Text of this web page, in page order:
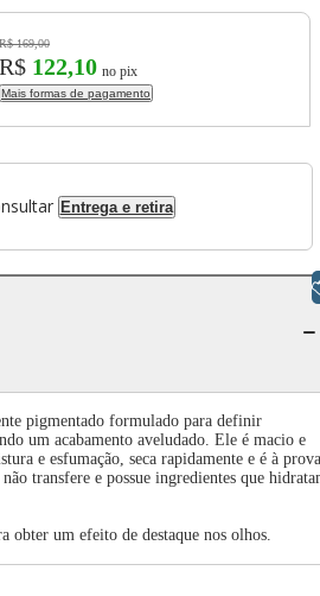
R$ 169,00
R$ 122,10 no pix
Mais formas de pagamento
Entrega e retira
pigmentado formulado para definir
um acabamento aveludado. Ele é macio e
e esfumação, seca rapidamente e é à prova
transfere e possue ingredientes que
obter um efeito de destaque nos olhos.